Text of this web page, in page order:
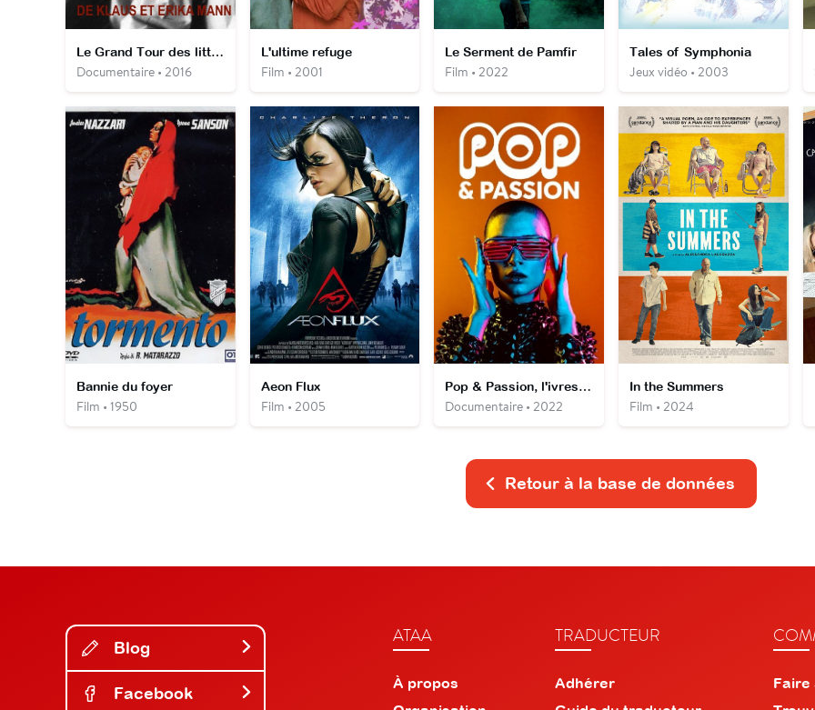
Le Grand Tour des littératures : La Côte d'Azur de Klaus et Erika Mann
Documentaire • 2016
L'ultime refuge
Film • 2001
Le Serment de Pamfir
Film • 2022
Tales of Symphonia
Jeux vidéo • 2003
Bannie du foyer
Film • 1950
Aeon Flux
Film • 2005
Pop & Passion, l'ivresse des émotions
Documentaire • 2022
In the Summers
Film • 2024
Retour à la base de données
Blog
Facebook
ATAA
À propos
TRADUCTEUR
Adhérer